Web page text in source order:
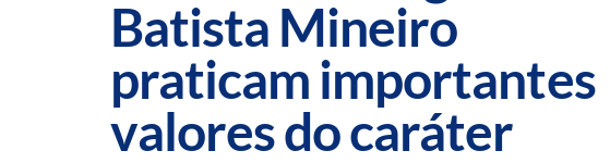
Batista Mineiro
praticam importantes
valores do caráter